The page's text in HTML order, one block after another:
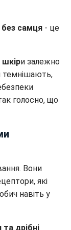
без самця - це
шкіри залежно
темнішають,
голосно, що
Вони
які
навіть у
дрібні